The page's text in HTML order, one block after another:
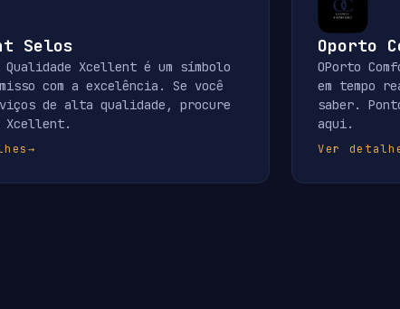
Selos
Qualidade Xcellent é um símbolo
com a excelência. Se você
de alta qualidade, procure
Xcellent.
→
Oporto
OPorto
em tempo
saber.
aqui.
Ver